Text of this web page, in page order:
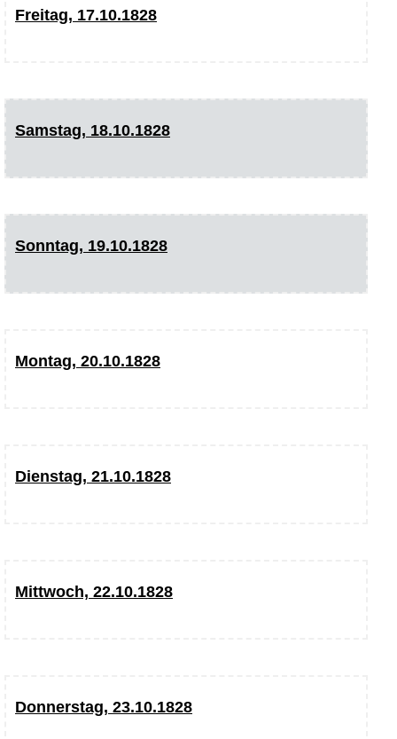
Freitag, 17.10.1828
Samstag, 18.10.1828
Sonntag, 19.10.1828
Montag, 20.10.1828
Dienstag, 21.10.1828
Mittwoch, 22.10.1828
Donnerstag, 23.10.1828